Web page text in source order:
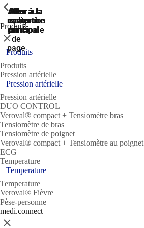
Aller à la
recherche
Aller à la
navigation
principale
Aller à la
navigation
principale
Aller au
contenu
principal
Aller
au
pied
de
page
Produits
ShowPrevious
Fermer
Produits
Produits
Pression artérielle
ShowPrevious
Pression artérielle
Pression artérielle
DUO CONTROL
Veroval® compact + Tensiomètre bras
Tensiomètre de bras
Tensiomètre de poignet
Veroval® compact + Tensiomètre au poignet
ECG
Temperature
ShowPrevious
Temperature
Temperature
Veroval® Fièvre
Pèse-personne
medi.connect
ShowPrevious
Fermer